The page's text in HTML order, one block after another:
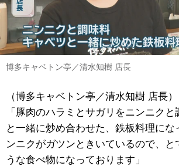
博多キャベトン亭／清水知樹 店長
（博多キャベトン亭／清水知樹 店長
「豚肉のハラミとサガリをニンニク
と一緒に炒め合わせた、鉄板料理にな
ンニクがガツンときいているので、と
うな食べ物になっております」